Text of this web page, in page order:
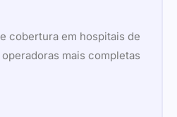
cobertura em hospitais de
mais completas